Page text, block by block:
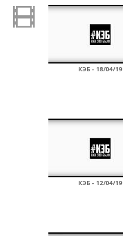
КЭБ - 18/04/19
КЭБ - 12/04/19